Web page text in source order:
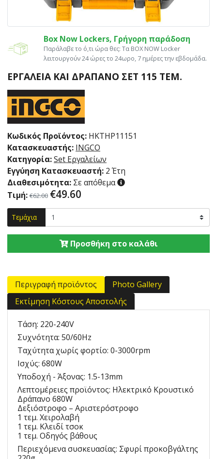
Box Now Lockers, Γρήγορη παράδοση
Παράλαβε το ό,τι ώρα θες: Tα ΒΟΧ ΝΟW Locker
λειτουργούν 24 ώρες το 24ωρο, 7 ημέρες την εβδομάδα.
ΕΡΓΑΛΕΊΑ ΚΑΙ ΔΡΆΠΑΝΟ ΣΕΤ 115 ΤΕΜ.
Κωδικός Προϊόντος: HKTHP11151
Κατασκευαστής: INGCO
Κατηγορία:Set Εργαλείων
Εγγύηση Κατασκευαστή: 2 Έτη
Διαθεσιμότητα: Σε απόθεμα
Τιμή: €62.00 €49.60
Τεμάχια
Προσθήκη στο καλάθι
Περιγραφή προϊόντος
Photo Gallery
Εκτίμηση Κόστους Αποστολής
Τάση: 220-240V
Συχνότητα: 50/60Hz
Ταχύτητα χωρίς φορτίο: 0-3000rpm
Ισχύς: 680W
Υποδοχή - Άξονας: 1.5-13mm
Λεπτομέρειες προϊόντος: Ηλεκτρικό Κρουστικό
Δράπανο 680W
Δεξιόστροφο – Αριστερόστροφο
1 τεμ. Χειρολαβή
1 τεμ. Κλειδί τσοκ
1 τεμ. Οδηγός βάθους
Περιεχόμενα συσκευασίας: Σφυρί προκοβγάλτης